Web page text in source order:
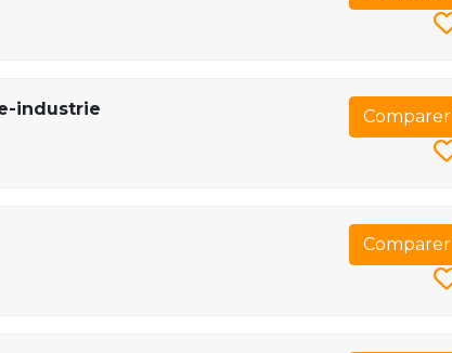
industrie Comparer
Comparer